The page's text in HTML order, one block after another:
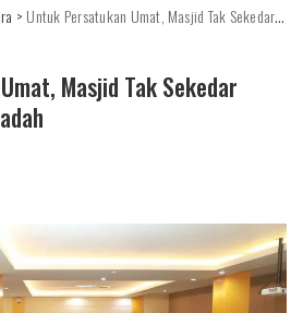
> Untuk Persatukan Umat, Masjid Tak Sekedar Sebagai Tempat Ibadah
Masjid Tak Sekedar